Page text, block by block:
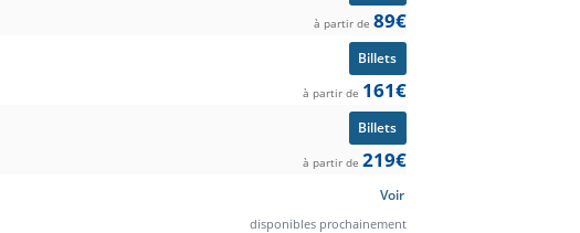
à partir de 89€
Billets
à partir de 161€
Billets
à partir de 219€
Voir
disponibles prochainement